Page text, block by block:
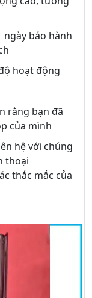
ngày bảo hành
hoạt động
rằng bạn đã
của mình
hệ với chúng
thoại
thắc mắc của